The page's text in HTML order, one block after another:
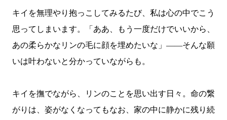
キイを無理やり抱っこしてみるたび、私は心の中でこう
思ってしまいます。「ああ、もう一度だけでいいから、
あの柔らかなリンの毛に顔を埋めたいな」――そんな願
いは叶わないと分かっていながらも。
キイを撫でながら、リンのことを思い出す日々。命の繋
がりは、姿がなくなってもなお、家の中に静かに残り続